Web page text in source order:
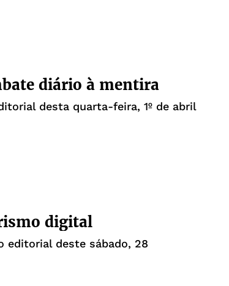
diário à mentira
desta quarta-feira, 1º de abril
digital
editorial deste sábado, 28